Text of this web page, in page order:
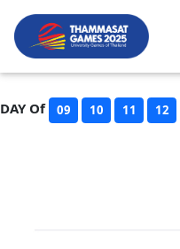
DAY Of 09 10 11 12